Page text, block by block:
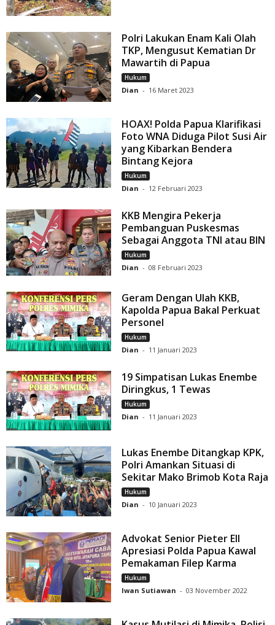
Polri Lakukan Enam Kali Olah
TKP, Mengusut Kematian Dr
Mawartih di Papua
Hukum
Dian - 16 Maret 2023
HOAX! Polda Papua Klarifikasi
Foto WNA Diduga Pilot Susi Air
yang Kibarkan Bendera
Bintang Kejora
Hukum
Dian - 12 Februari 2023
KKB Mengira Pekerja
Pembanguan Puskesmas
Sebagai Anggota TNI atau BIN
Hukum
Dian - 08 Februari 2023
Geram Dengan Ulah KKB,
Kapolda Papua Bakal Perkuat
Personel
Hukum
Dian - 11 Januari 2023
19 Simpatisan Lukas Enembe
Diringkus, 1 Tewas
Hukum
Dian - 11 Januari 2023
Lukas Enembe Ditangkap KPK,
Polri Amankan Situasi di
Sekitar Mako Brimob Kota Raja
Hukum
Dian - 10 Januari 2023
Advokat Senior Pieter Ell
Apresiasi Polda Papua Kawal
Pemakaman Filep Karma
Hukum
Iwan Sutiawan - 03 November 2022